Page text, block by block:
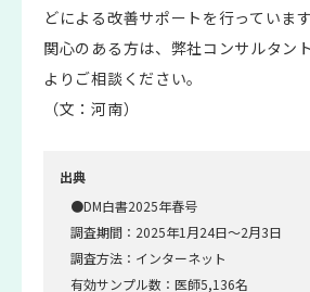
どによる改善サポートを行っていま
関心のある方は、弊社コンサルタン
よりご相談ください。
（文：河南）
出典
●DM白書2025年春号
調査期間：2025年1月24日～2月3日
調査方法：インターネット
有効サンプル数：医師5,136名